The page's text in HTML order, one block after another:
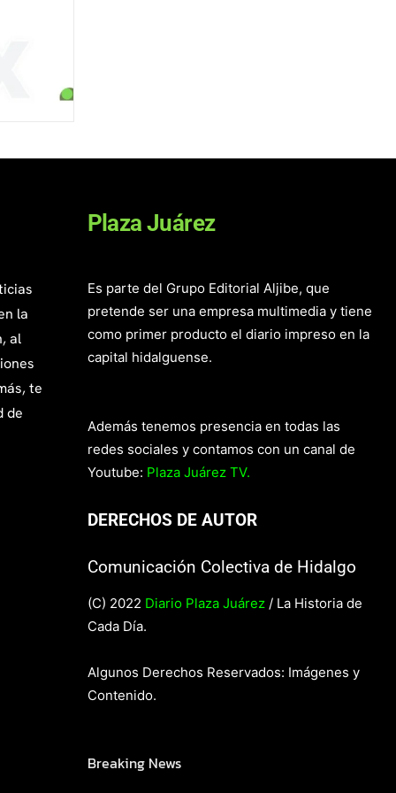
la
al
te
de
Plaza Juárez
Es parte del Grupo Editorial Aljibe, que
pretende ser una empresa multimedia y tiene
como primer producto el diario impreso en la
capital hidalguense.
Además tenemos presencia en todas las
redes sociales y contamos con un canal de
Youtube: Plaza Juárez TV.
DERECHOS DE AUTOR
Comunicación Colectiva de Hidalgo
(C) 2022 Diario Plaza Juárez / La Historia de
Cada Día.
Algunos Derechos Reservados: Imágenes y
Contenido.
Breaking News